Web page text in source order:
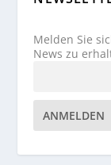
Melden Sie
News zu
ANMELDEN